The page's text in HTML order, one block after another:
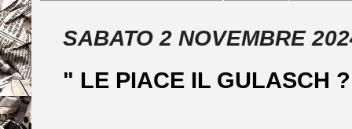
SABATO 2 NOVEMBRE
" LE PIACE IL GULASCH